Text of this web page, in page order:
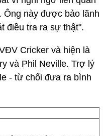
Ông này được bảo lãnh
điều tra ra sự thật".
Cricker và hiện là
và Phil Neville. Trợ lý
- từ chối đưa ra bình